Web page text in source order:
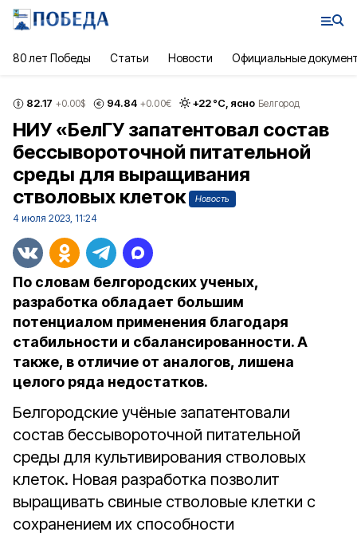
80 лет Победы Статьи Новости Официальные
82.17 +0.00$ 94.84 +0.00€ +22°С, ясно Белгород
НИУ «БелГУ запатентовал состав
бессывороточной питательной
среды для выращивания
стволовых клеток
Новость
4 июля 2023, 11:24
По словам белгородских ученых,
разработка обладает большим
потенциалом применения благодаря
стабильности и сбалансированности. А
также, в отличие от аналогов, лишена
целого ряда недостатков.
Белгородские учёные запатентовали
состав бессывороточной питательной
среды для культивирования стволовых
клеток. Новая разработка позволит
выращивать свиные стволовые клетки с
сохранением их способности